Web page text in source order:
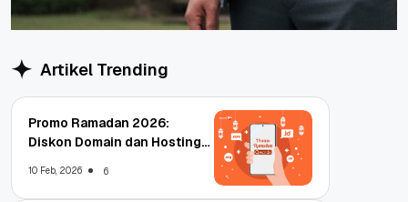
Artikel Trending
Promo Ramadan 2026:
Diskon Domain dan Hosting
10 Feb, 2026 6